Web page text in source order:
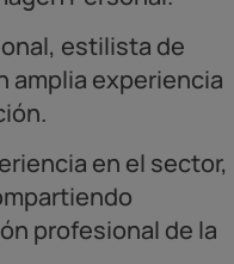
estilista de
amplia experiencia
en el sector,
profesional de la